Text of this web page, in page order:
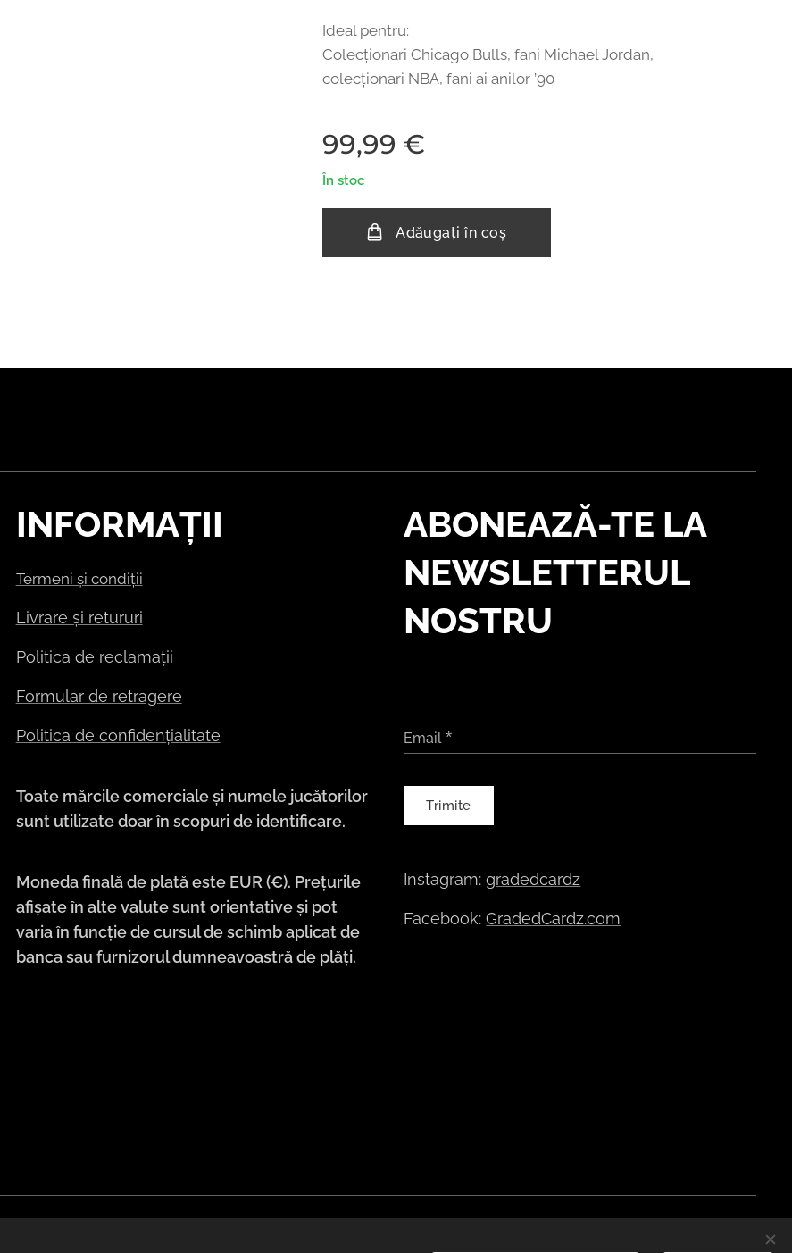
Ideal pentru:
Colecționari Chicago Bulls, fani Michael Jordan,
colecționari NBA, fani ai anilor ’90
99,99 €
În stoc
Adăugați în coș
INFORMAȚII
Termeni și condiții
Livrare și retururi
Politica de reclamații
Formular de retragere
Politica de confidențialitate
Toate mărcile comerciale și numele jucătorilor
sunt utilizate doar în scopuri de identificare.
Moneda finală de plată este EUR (€). Prețurile
afișate în alte valute sunt orientative și pot
varia în funcție de cursul de schimb aplicat de
banca sau furnizorul dumneavoastră de plăți.
ABONEAZĂ-TE LA
NEWSLETTERUL
NOSTRU
Email
Trimite
Instagram:gradedcardz
Facebook:GradedCardz.com